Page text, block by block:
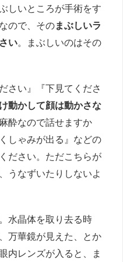
しいところが手術をす
ので、そのまぶしいラ
い。まぶしいのはその
さい』『下見てくださ
動かして顔は動かさな
酔なので話せますか
しゃみが出る』などの
ださい。ただこちらが
うなずいたりしないよ
水晶体を取り去る時
万華鏡が見えた、とか
内レンズが入ると、ま